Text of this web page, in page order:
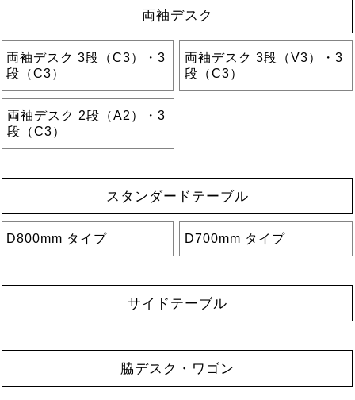
両袖デスク
両袖デスク 3段（C3）・3
段（C3）
両袖デスク 3段（V3）・3
段（C3）
両袖デスク 2段（A2）・3
段（C3）
スタンダードテーブル
D800mm タイプ D700mm タイプ
サイドテーブル
脇デスク・ワゴン